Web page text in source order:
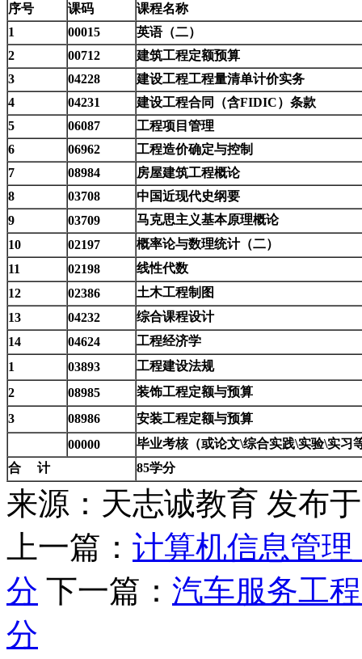
序号 课码
课程名称
1
00015
英语（二）
2
00712
建筑工程定额预算
3
04228
建设工程工程量清单计价实务
4
04231
建设工程合同（含FIDIC）条款
5
06087
工程项目管理
6
06962
工程造价确定与控制
7
08984
房屋建筑工程概论
8
03708
中国近现代史纲要
9
03709
马克思主义基本原理概论
10
02197
概率论与数理统计（二）
11
02198
线性代数
12
02386
土木工程制图
13
04232
综合课程设计
14
04624
工程经济学
1
03893
工程建设法规
2
08985
装饰工程定额与预算
3
08986
安装工程定额与预算
00000
毕业考核（或论文\综合实践\实验\实习
合 计
85学分
来源：天志诚教育 发布
上一篇： 计算机信息管
分 下一篇： 汽车服务工
分